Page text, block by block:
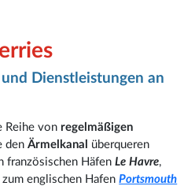
Dienstleistungen an
Reihe von regelmäßigen
denÄrmelkanal überqueren
französischen HäfenLe Havre,
zum englischen HafenPortsmouth